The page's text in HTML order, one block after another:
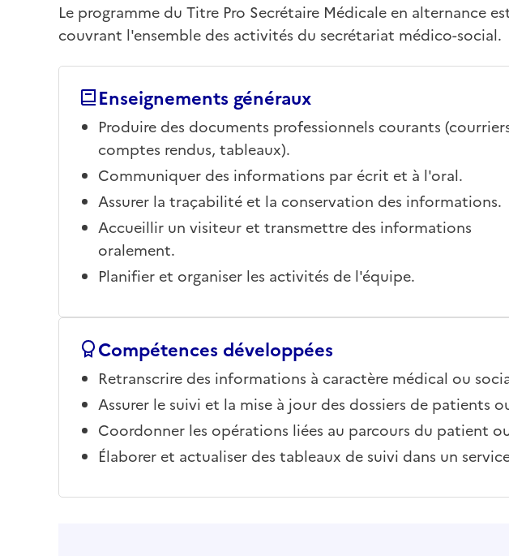
Le programme du Titre Pro Secrétaire Médicale en alternance
couvrant l'ensemble des activités du secrétariat médico-social.
Enseignements généraux
Produire des documents professionnels courants
comptes rendus, tableaux).
Communiquer des informations par écrit et à l'oral.
Assurer la traçabilité et la conservation des informations.
Accueillir un visiteur et transmettre des informations
oralement.
Planifier et organiser les activités de l'équipe.
Compétences développées
Retranscrire des informations à caractère médical ou
Assurer le suivi et la mise à jour des dossiers de patients
Coordonner les opérations liées au parcours du patient
Élaborer et actualiser des tableaux de suivi dans un